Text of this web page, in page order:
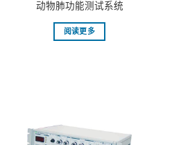
动物肺功能测试系统
阅读更多